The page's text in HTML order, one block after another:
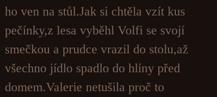
ho ven na stůl.Jak si chtěla vzít kus
pečínky,z lesa vyběhl Volfi se svojí
smečkou a prudce vrazil do stolu,až
všechno jídlo spadlo do hlíny před
domem.Valerie netušila proč to